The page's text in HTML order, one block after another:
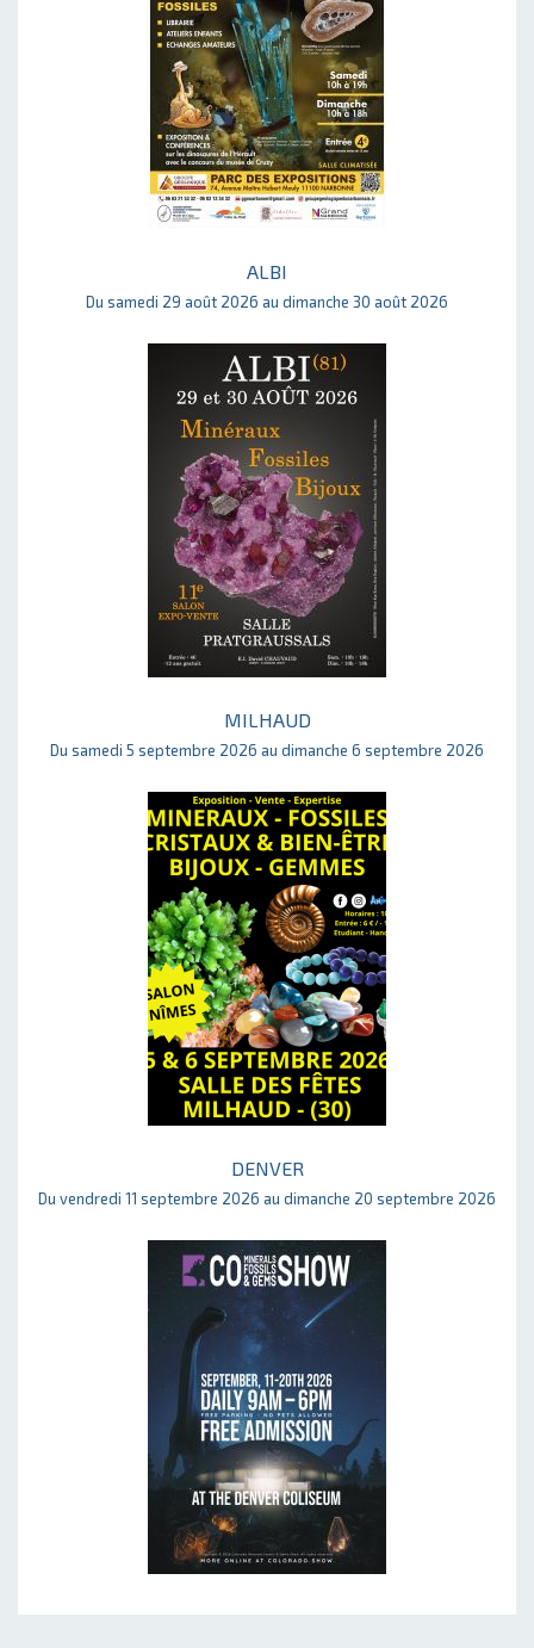
ALBI
Du samedi 29 août 2026 au dimanche 30 août 2026
MILHAUD
Du samedi 5 septembre 2026 au dimanche 6 septembre 2026
DENVER
Du vendredi 11 septembre 2026 au dimanche 20 septembre 2026